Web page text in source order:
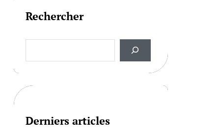
Rechercher
a
h
Derniers articles